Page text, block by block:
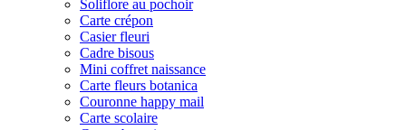
Soliflore au pochoir
Carte crépon
Casier fleuri
Cadre bisous
Mini coffret naissance
Carte fleurs botanica
Couronne happy mail
Carte scolaire